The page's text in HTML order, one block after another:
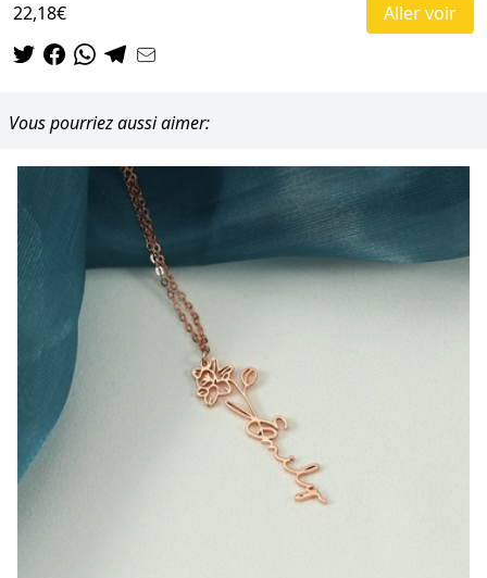
22,18€
Aller voir
Vous pourriez aussi aimer: